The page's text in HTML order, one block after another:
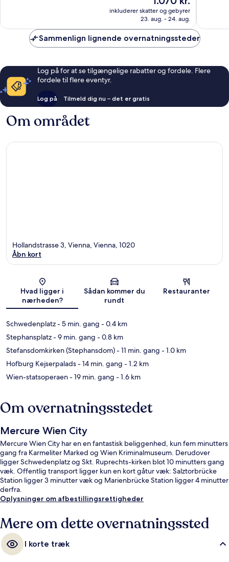
anmeldelser
1.070 kr.
inkluderer skatter og gebyrer
23. aug. - 24. aug.
Sammenlign lignende overnatningssteder
Log på for at se tilgængelige rabatter og fordele. Flere
fordele til flere eventyr.
Log på Tilmeld dig nu – det er gratis
Om området
Kort
Hollandstrasse 3, Vienna, Vienna, 1020
Åbn kort
Hvad ligger i
nærheden?
Sådan kommer du
rundt
Restauranter
Schwedenplatz- 5 min. gang - 0.4 km
Stephansplatz- 9 min. gang - 0.8 km
Stefansdomkirken (Stephansdom)- 11 min. gang - 1.0 km
Hofburg Kejserpalads- 14 min. gang - 1.2 km
Wien-statsoperaen- 19 min. gang - 1.6 km
Om overnatningsstedet
Mercure Wien City
Mercure Wien City har en en fantastisk beliggenhed, kun fem minutters
gang fra Karmeliter Marked og Wien Kriminalmuseum. Derudover
ligger Schwedenplatz og Skt. Ruprechts-kirken blot 10 minutters gang
væk. Offentlig transport ligger kun en kort gåtur væk: Salztorbrücke
Station ligger 3 minutter væk og Marienbrücke Station ligger 4 minutter
derfra.
Oplysninger om afbestillingsrettigheder
Mere om dette overnatningssted
I korte træk